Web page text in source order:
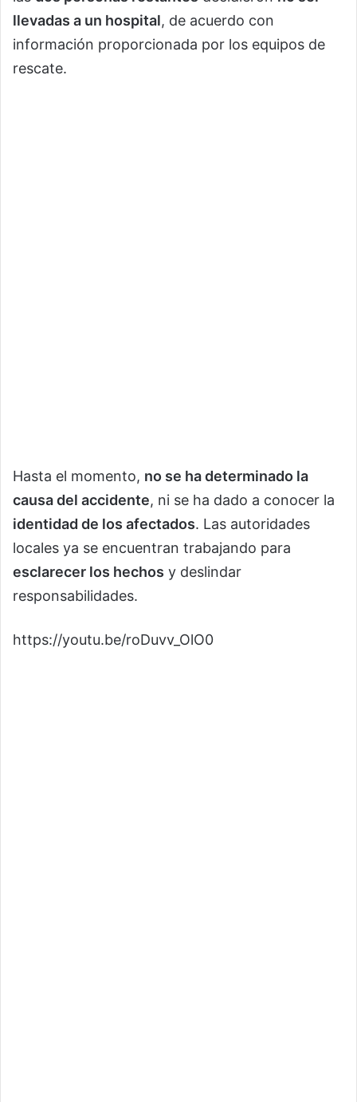
llevadas a un hospital, de acuerdo con
información proporcionada por los equipos de
rescate.
Hasta el momento, no se ha determinado la
causa del accidente, ni se ha dado a conocer la
identidad de los afectados. Las autoridades
locales ya se encuentran trabajando para
esclarecer los hechos y deslindar
responsabilidades.
https://youtu.be/roDuvv_OlO0